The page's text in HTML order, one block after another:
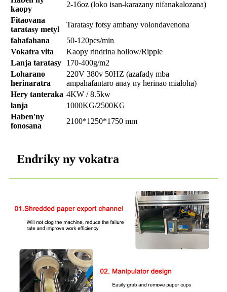
kaopy
2-16oz (loko isan-karazany nifanakalozana)
Fitaovana
taratasy metyl
Taratasy fotsy ambany volondavenona
fahafahana
50-120pcs/min
Vokatra vita
Kaopy rindrina hollow/Ripple
Lanja taratasy
170-400g/m2
Loharano
herinaratra
220V 380v 50HZ (azafady mba
ampahafantaro anay ny herinao mialoha)
Hery tanteraka 4KW / 8.5kw
lanja
1000KG/2500KG
Haben'ny
fonosana
2100*1250*1750 mm
Endriky ny vokatra